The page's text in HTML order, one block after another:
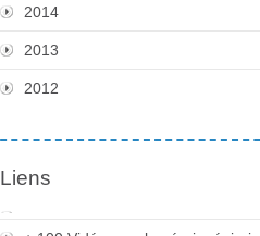
2014
2013
2012
Liens